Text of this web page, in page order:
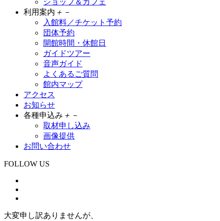
ショップ＆カフェ
利用案内 ＋ －
入館料／チケット予約
団体予約
開館時間・休館日
ガイドツアー
音声ガイド
よくあるご質問
館内マップ
アクセス
お知らせ
各種申込み ＋ －
取材申し込み
画像提供
お問い合わせ
FOLLOW US
大変申し訳ありませんが、